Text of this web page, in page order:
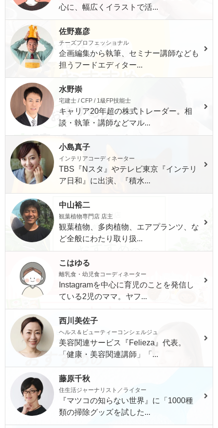
心に、幅広くイラストで活...
佐野嘉彦
チーズプロフェッショナル
企画編集から執筆、セミナー講師なども
担うフードエディター...
水野崇
宅建士 / CFP / 1級FP技能士
キャリア20年超の株式トレーダー。相
談・執筆・講師などマル...
小島真子
インテリアコーディネーター
TBS『Nスタ』やテレビ東京『インテリ
ア日和』に出演、『積水...
中山裕二
観葉植物専門店 店主
観葉植物、多肉植物、エアプランツ、な
ど全般にわたり取り扱...
こはゆる
離乳食・幼児食コーディネーター
Instagramを中心に育児のことを発信し
ている2児のママ。ヤフ...
西川美佐子
ヘルス＆ビューティーコンシェルジュ
美容関連サービス『Felieza』代表。
「健康・美容関連講師」「...
藤原千秋
住生活ジャーナリスト／ライター
『マツコの知らない世界』に「1000種
類の掃除グッズを試した...